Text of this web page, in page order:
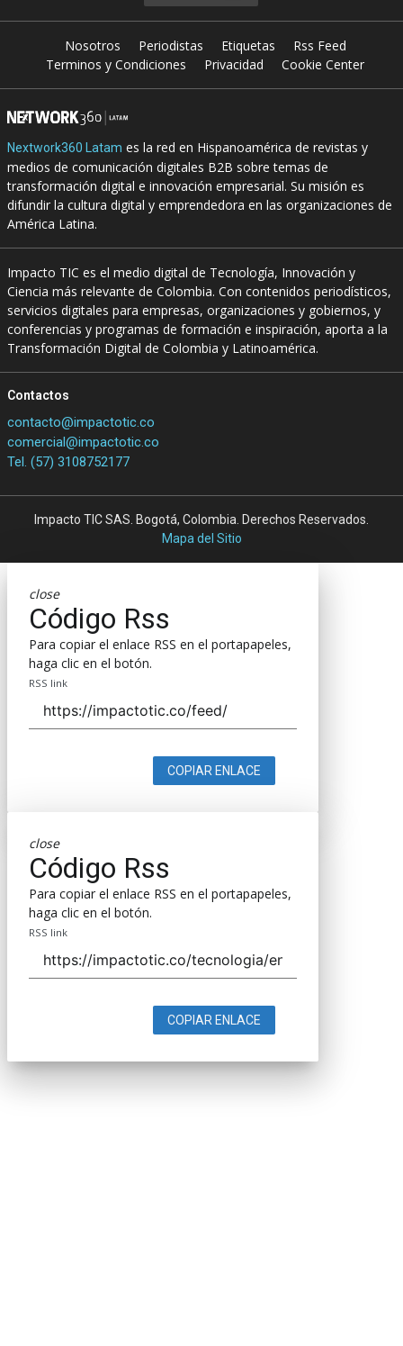
Nosotros Periodistas Etiquetas
Rss Feed
Terminos y Condiciones
Privacidad Cookie Center
Nextwork360 Latam es la red en Hispanoamérica de revistas y
medios de comunicación digitales B2B sobre temas de
transformación digital e innovación empresarial. Su misión es
difundir la cultura digital y emprendedora en las organizaciones de
América Latina.
Impacto TIC es el medio digital de Tecnología, Innovación y
Ciencia más relevante de Colombia. Con contenidos periodísticos,
servicios digitales para empresas, organizaciones y gobiernos, y
conferencias y programas de formación e inspiración, aporta a la
Transformación Digital de Colombia y Latinoamérica.
Contactos
contacto@impactotic.co
comercial@impactotic.co
Tel. (57) 3108752177
Impacto TIC SAS. Bogotá, Colombia. Derechos Reservados.
Mapa del Sitio
close
Código Rss
Para copiar el enlace RSS en el portapapeles,
haga clic en el botón.
RSS link
COPIAR ENLACE
close
Código Rss
Para copiar el enlace RSS en el portapapeles,
haga clic en el botón.
RSS link
COPIAR ENLACE